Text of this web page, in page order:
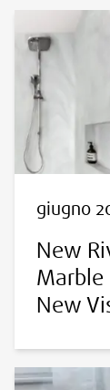
giugno
New
Marble
New